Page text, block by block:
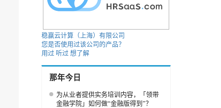
稳赢云计算（上海）有限公司
您是否使用过该公司的产品？
用过 听过 想了解
那年今日
为从业者提供实务培训内容，「领带
金融学院」如何做“金融版得到”？